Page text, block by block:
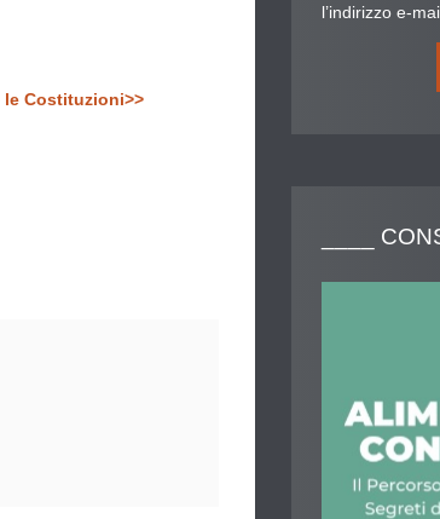
le Costituzioni>>
l’indirizzo e-